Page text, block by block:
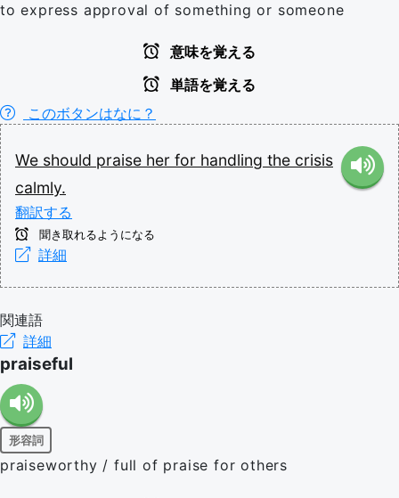
to express approval of something or someone
意味を覚える
単語を覚える
このボタンはなに？
We should praise her for handling the crisis
calmly.
翻訳する
聞き取れるようになる
詳細
関連語
詳細
praiseful
形容詞
praiseworthy / full of praise for others